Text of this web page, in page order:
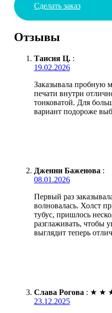
Сделать заказ
Отзывы
Таисия Ц. :
19.02.2026
Заказывала пробную
печати внутри
тонковатой. Для
вариант подороже
Дженни Баженова :
08.01.2026
Первый раз
волновалась. Холст
тубус, пришлось
разглаживать, чтобы
выглядит теперь
Слава Рогова : ★ ★
23.12.2025